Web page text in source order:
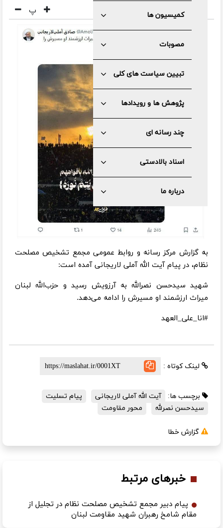
کمیسیون ها
مصوبات
تبیین سیاست های کلی
پژوهش ها و رویدادها
چند رسانه ای
اسناد بالادستی
درباره ما
پ
به گزارش مرکز رسانه و روابط عمومی مجمع تشخیص مصلحت
نظام، در پیام آیت الله آملی لاریجانی آمده است:
شهید سیدحسن نصرالله به آرزویش رسید و حزب‌الله لبنان
میراث ارزشمند او مسیرش را ادامه می‌دهد.
#انا_على_العهد
لینک کوتاه :
برچسب ها: آیت الله آملی لاریجانی
پیام تسلیت
سیدحسن نصرلله
محور مقاومت
گزارش خطا
خبرهای مرتبط
پیام دبیر مجمع تشخیص مصلحت نظام در تجلیل از
مقام شامخ رهبران شهيد مقاومت لبنان